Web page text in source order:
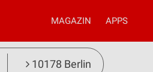
MAGAZIN APPS
10178 Berlin